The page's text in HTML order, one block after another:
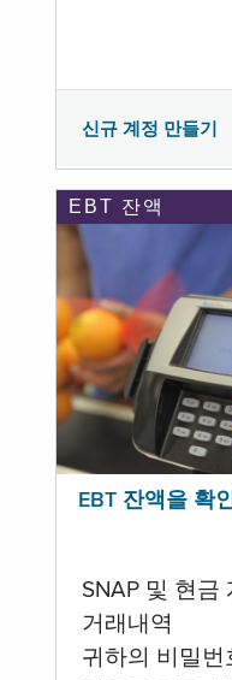
신규 계정 만들기
EBT 잔액
EBT 잔액을 확
SNAP 및 현금
거래내역
귀하의 비밀번